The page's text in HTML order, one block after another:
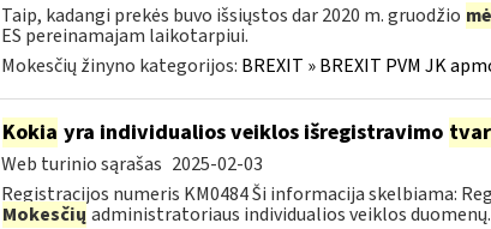
Taip, kadangi prekės buvo išsiųstos dar 2020 m. gruodžio
ES pereinamajam laikotarpiui.
Mokesčių žinyno kategorijos: BREXIT » BREXIT PVM JK
Kokia yra individualios veiklos išregistravimo
Web turinio sąrašas 2025-02-03
Registracijos numeris KM0484 Ši informacija skelbiama:
Mokesčių administratoriaus individualios veiklos